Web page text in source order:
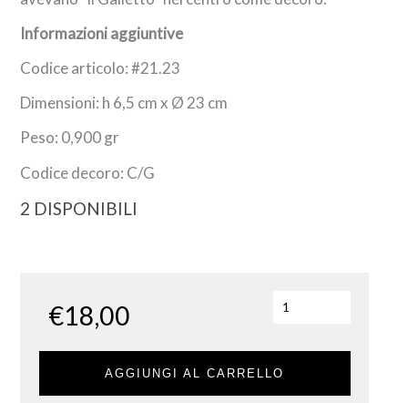
Informazioni aggiuntive
Codice articolo: #21.23
Dimensioni: h 6,5 cm x Ø 23 cm
Peso: 0,900 gr
Codice decoro: C/G
2 DISPONIBILI
€18,00
AGGIUNGI AL CARRELLO